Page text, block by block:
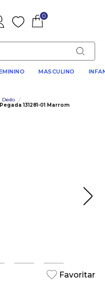
Favoritos
0
MASCULINO
Dedo
/
131281-01 Marrom